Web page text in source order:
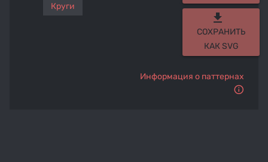
Круги
get_app
СОХРАНИТЬ
КАК SVG
Информация о паттернах